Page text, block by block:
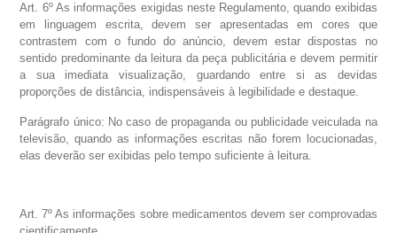
Art. 6º As informações exigidas neste Regulamento, quando exibidas
em linguagem escrita, devem ser apresentadas em cores que
contrastem com o fundo do anúncio, devem estar dispostas no
sentido predominante da leitura da peça publicitária e devem permitir
a sua imediata visualização, guardando entre si as devidas
proporções de distância, indispensáveis à legibilidade e destaque.
Parágrafo único: No caso de propaganda ou publicidade veiculada na
televisão, quando as informações escritas não forem locucionadas,
elas deverão ser exibidas pelo tempo suficiente à leitura.
Art. 7º As informações sobre medicamentos devem ser comprovadas